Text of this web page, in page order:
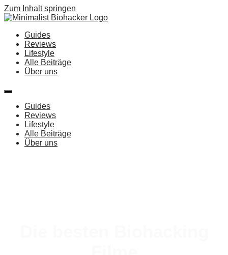
Zum Inhalt springen
Guides
Reviews
Lifestyle
Alle Beiträge
Über uns
Guides
Reviews
Lifestyle
Alle Beiträge
Über uns